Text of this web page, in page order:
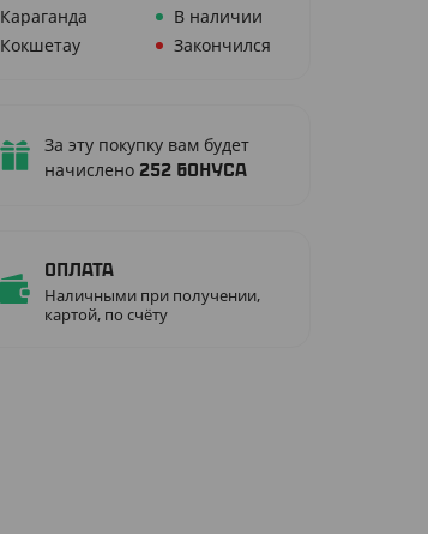
Караганда
В наличии
Кокшетау
Закончился
За эту покупку вам будет
начислено 252 бонуса
Оплата
Наличными при получении,
картой, по счёту